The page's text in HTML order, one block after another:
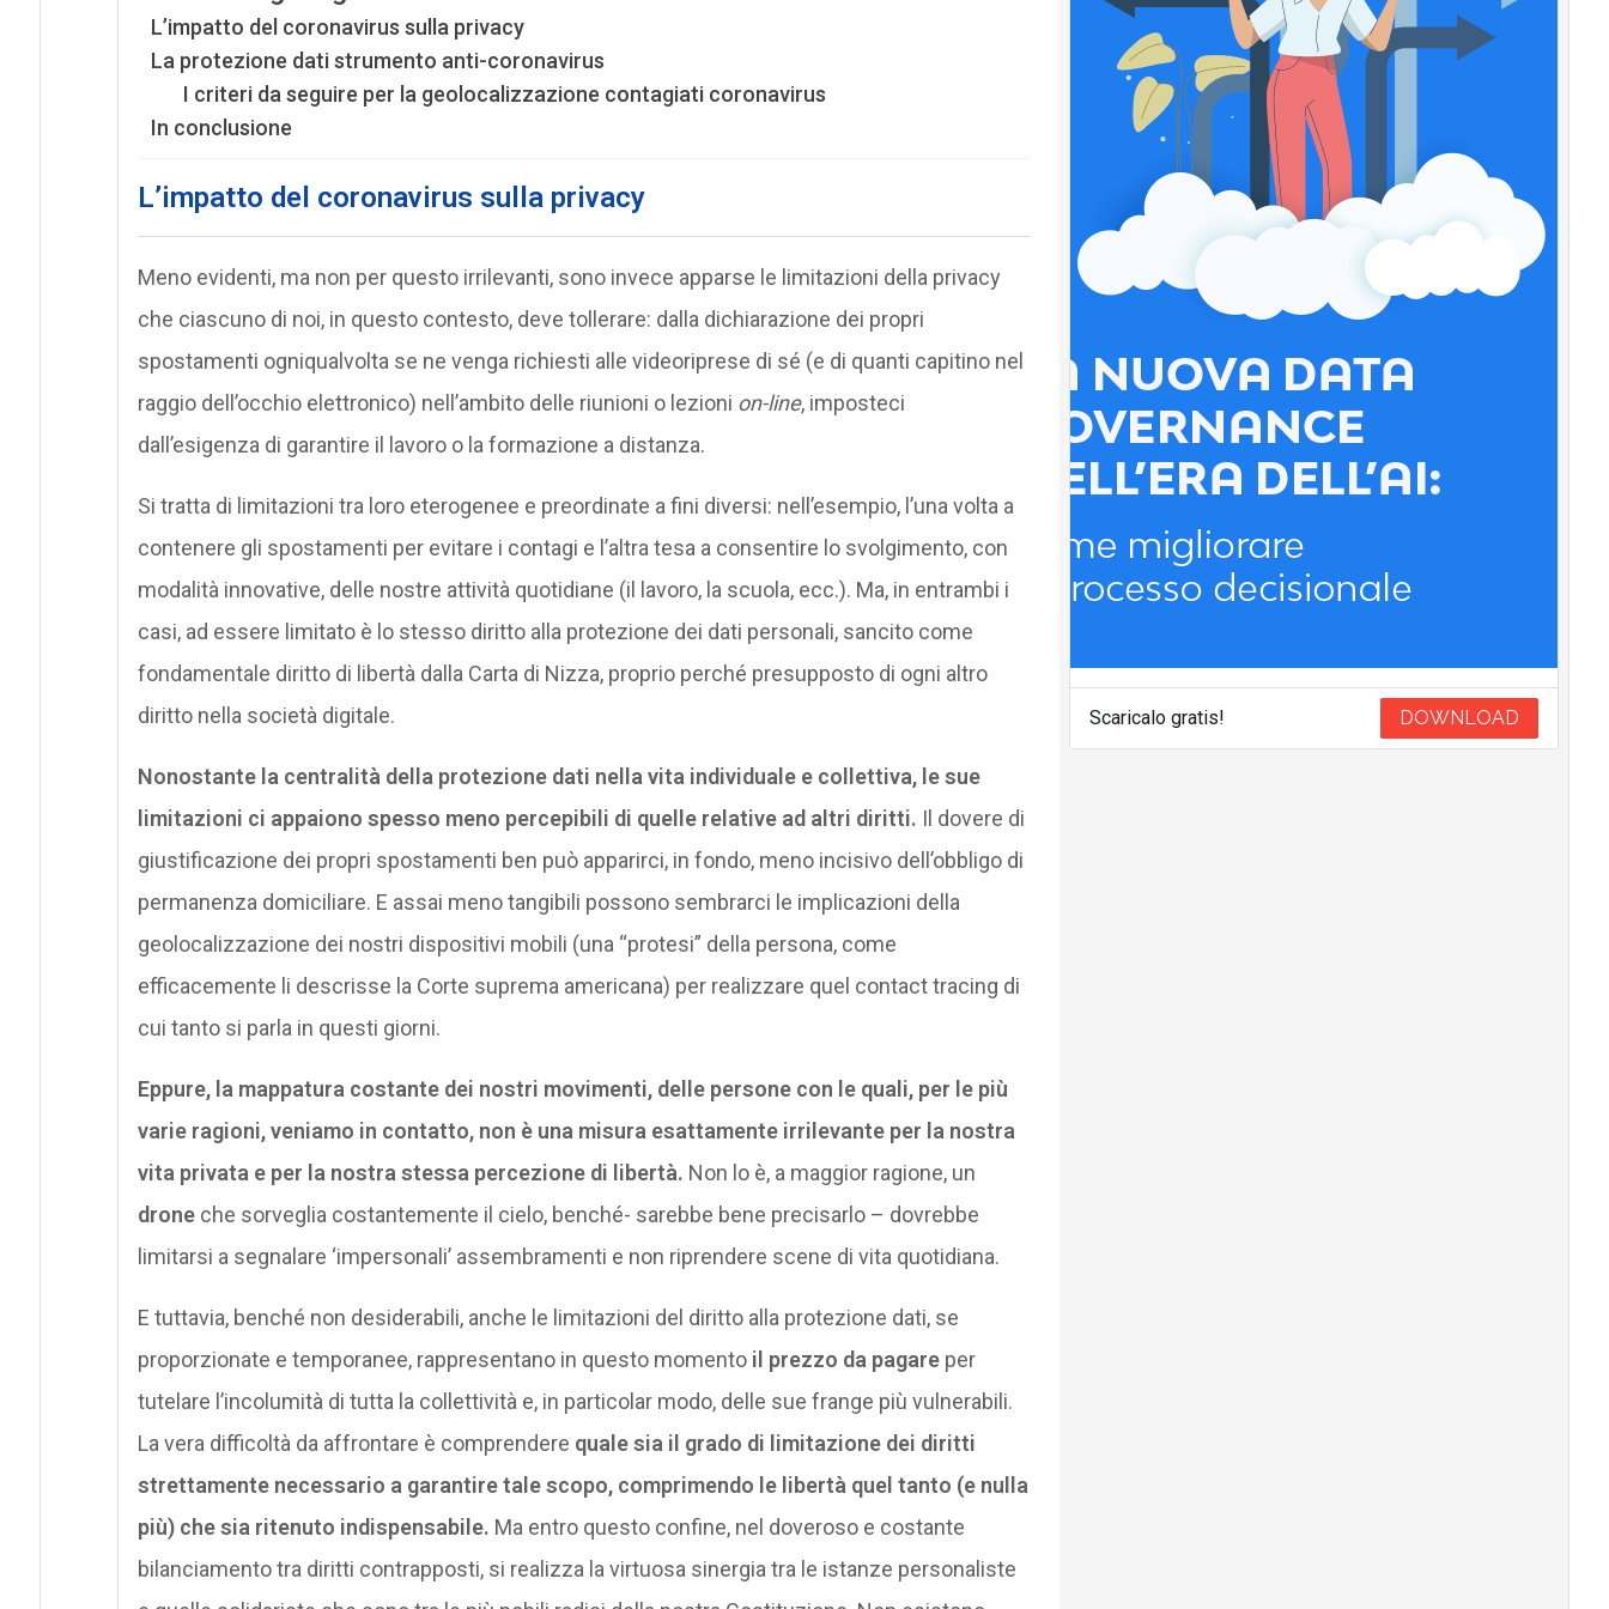
L’impatto del coronavirus sulla privacy
La protezione dati strumento anti-coronavirus
I criteri da seguire per la geolocalizzazione contagiati coronavirus
In conclusione
L’impatto del coronavirus sulla privacy
Meno evidenti, ma non per questo irrilevanti, sono invece apparse le limitazioni della privacy
che ciascuno di noi, in questo contesto, deve tollerare: dalla dichiarazione dei propri
spostamenti ogniqualvolta se ne venga richiesti alle videoriprese di sé (e di quanti capitino nel
raggio dell’occhio elettronico) nell’ambito delle riunioni o lezioni on-line, imposteci
dall’esigenza di garantire il lavoro o la formazione a distanza.
Si tratta di limitazioni tra loro eterogenee e preordinate a fini diversi: nell’esempio, l’una volta a
contenere gli spostamenti per evitare i contagi e l’altra tesa a consentire lo svolgimento, con
modalità innovative, delle nostre attività quotidiane (il lavoro, la scuola, ecc.). Ma, in entrambi i
casi, ad essere limitato è lo stesso diritto alla protezione dei dati personali, sancito come
fondamentale diritto di libertà dalla Carta di Nizza, proprio perché presupposto di ogni altro
diritto nella società digitale.
Nonostante la centralità della protezione dati nella vita individuale e collettiva, le sue
limitazioni ci appaiono spesso meno percepibili di quelle relative ad altri diritti. Il dovere di
giustificazione dei propri spostamenti ben può apparirci, in fondo, meno incisivo dell’obbligo di
permanenza domiciliare. E assai meno tangibili possono sembrarci le implicazioni della
geolocalizzazione dei nostri dispositivi mobili (una “protesi” della persona, come
efficacemente li descrisse la Corte suprema americana) per realizzare quel contact tracing di
cui tanto si parla in questi giorni.
Eppure, la mappatura costante dei nostri movimenti, delle persone con le quali, per le più
varie ragioni, veniamo in contatto, non è una misura esattamente irrilevante per la nostra
vita privata e per la nostra stessa percezione di libertà. Non lo è, a maggior ragione, un
droneche sorveglia costantemente il cielo, benché- sarebbe bene precisarlo – dovrebbe
limitarsi a segnalare ‘impersonali’ assembramenti e non riprendere scene di vita quotidiana.
E tuttavia, benché non desiderabili, anche le limitazioni del diritto alla protezione dati, se
proporzionate e temporanee, rappresentano in questo momentoil prezzo da pagareper
tutelare l’incolumità di tutta la collettività e, in particolar modo, delle sue frange più vulnerabili.
La vera difficoltà da affrontare è comprendere quale sia il grado di limitazione dei diritti
strettamente necessario a garantire tale scopo, comprimendo le libertà quel tanto (e nulla
più) che sia ritenuto indispensabile. Ma entro questo confine, nel doveroso e costante
bilanciamento tra diritti contrapposti, si realizza la virtuosa sinergia tra le istanze personaliste
Scaricalo gratis! DOWNLOAD